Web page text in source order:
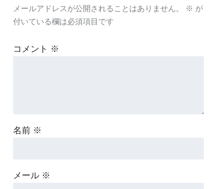
メールアドレスが公開されることはありません。 ※ が
付いている欄は必須項目です
コメント ※
名前 ※
メール ※